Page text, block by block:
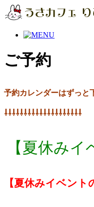
ご予約
予約カレンダーはずっと
⇩⇩⇩⇩⇩⇩⇩⇩⇩⇩⇩⇩⇩⇩⇩⇩⇩⇩⇩⇩
【夏休みイ
【夏休みイベント